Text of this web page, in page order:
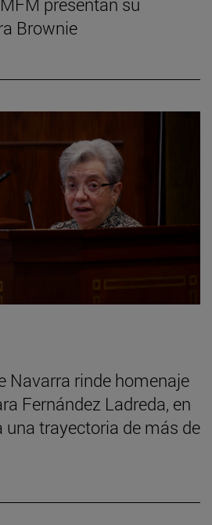
Brownie
Navarra rinde homenaje
Fernández Ladreda, en
trayectoria de más de